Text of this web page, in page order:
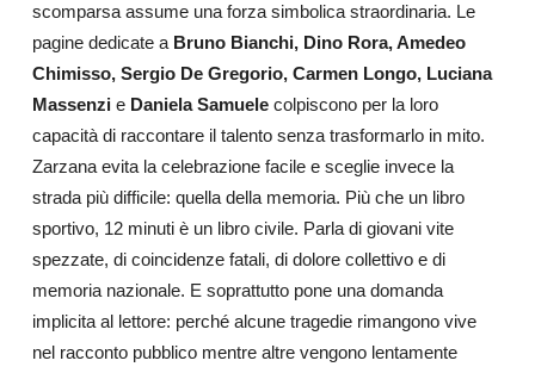
scomparsa assume una forza simbolica straordinaria. Le
pagine dedicate a Bruno Bianchi, Dino Rora, Amedeo
Chimisso, Sergio De Gregorio, Carmen Longo, Luciana
Massenzi e Daniela Samuelecolpiscono per la loro
capacità di raccontare il talento senza trasformarlo in mito.
Zarzana evita la celebrazione facile e sceglie invece la
strada più difficile: quella della memoria. Più che un libro
sportivo, 12 minuti è un libro civile. Parla di giovani vite
spezzate, di coincidenze fatali, di dolore collettivo e di
memoria nazionale. E soprattutto pone una domanda
implicita al lettore: perché alcune tragedie rimangono vive
nel racconto pubblico mentre altre vengono lentamente